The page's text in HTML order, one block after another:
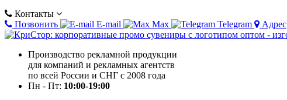
Контакты
Позвонить
E-mail Max Telegram Адрес
Производство рекламной продукции
для компаний и рекламных агентств
по всей России и СНГ с 2008 года
Пн - Пт: 10:00-19:00